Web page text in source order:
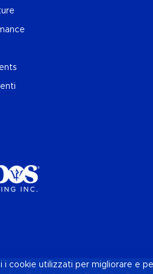
cookie utilizzati per migliorare e